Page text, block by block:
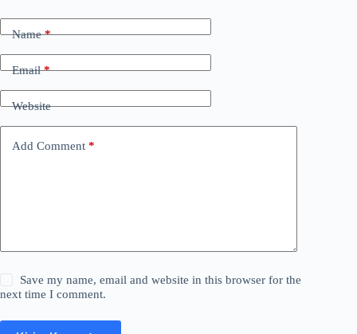
Name*
Email*
Website
Add Comment *
Save my name, email and website in this browser for the
next time I comment.